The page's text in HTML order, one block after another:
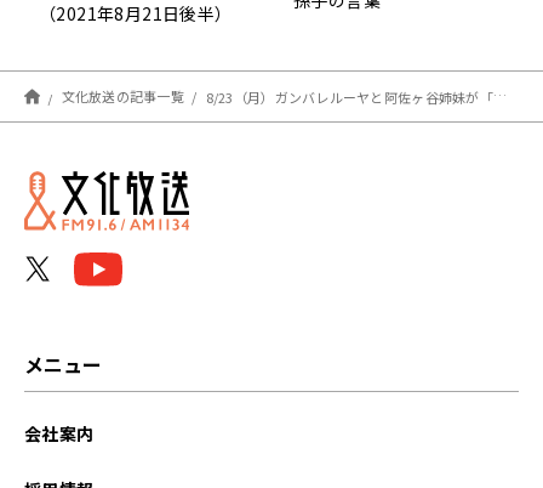
（2021年8月21日後半）
文化放送の記事一覧 8/23（月）ガンバレルーヤと阿佐ヶ谷姉妹が「時代」をデュエット！ 大竹さんも絶賛！！
メニュー
会社案内